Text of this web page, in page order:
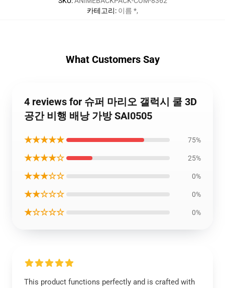
카테고리: 이름 *,
What Customers Say
4 reviews for 슈퍼 마리오 갤럭시 쿨 3D
공간 비행 배낭 가방 SAI0505
★★★★★ 75%
★★★★☆ 25%
★★★☆☆ 0%
★★☆☆☆ 0%
★☆☆☆☆ 0%
This product functions perfectly and is crafted with